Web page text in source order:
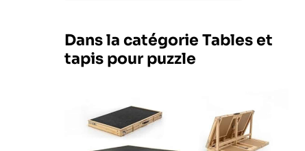
Dans la catégorie Tables et
tapis pour puzzle